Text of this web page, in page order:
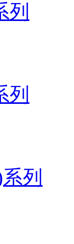
列
列
列